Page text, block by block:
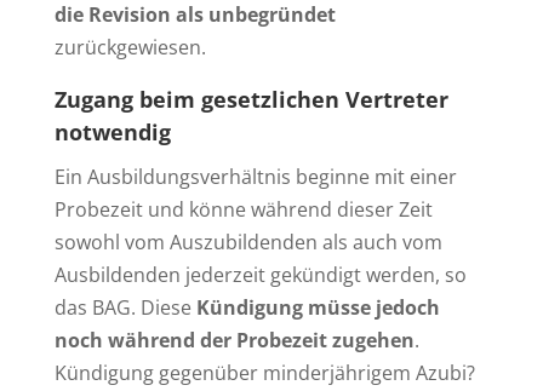
die Revision als unbegründet
zurückgewiesen.
Zugang beim gesetzlichen Vertreter
notwendig
Ein Ausbildungsverhältnis beginne mit einer
Probezeit und könne während dieser Zeit
sowohl vom Auszubildenden als auch vom
Ausbildenden jederzeit gekündigt werden, so
das BAG. Diese Kündigung müsse jedoch
noch während der Probezeit zugehen.
Kündigung gegenüber minderjährigem Azubi?